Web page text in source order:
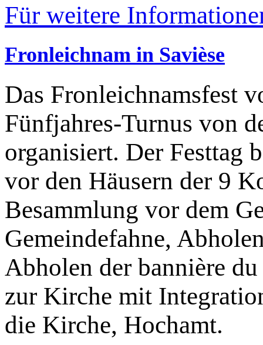
Für weitere
Fronleichnam in Savièse
Das Fronleichnamsfest
Fünfjahres-Turnus von
organisiert. Der Festtag
vor den Häusern der 9
Besammlung vor dem
Gemeindefahne,
Abholen der bannière
zur Kirche mit
die Kirche, Hochamt.